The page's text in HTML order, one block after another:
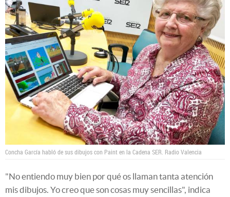
Concha García habló de sus dibujos con Paint en la Cadena SER. Radio Valencia
"No entiendo muy bien por qué os llaman tanta atención
mis dibujos. Yo creo que son cosas muy sencillas", indica